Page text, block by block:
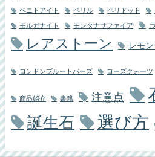
ベニトアイト ベリル ペリドット
モルガナイト モンタナサファイア
レアストーン レモ
ロンドンブルートパーズ ローズクォーツ
商品紹介 書籍 注意点
誕生石 選び方